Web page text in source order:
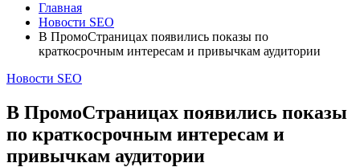
Главная
Новости SEO
В ПромоСтраницах появились показы по
краткосрочным интересам и привычкам аудитории
Новости SEO
В ПромоСтраницах появились показы
по краткосрочным интересам и
привычкам аудитории